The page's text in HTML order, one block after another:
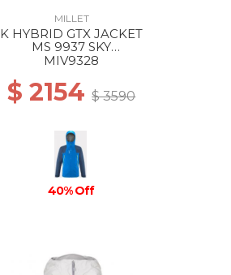
MILLET
K HYBRID GTX JACKET
MS 9937 SKY
DIVER/DARK DENIM
MIV9328
$ 2154$ 3590
40% Off